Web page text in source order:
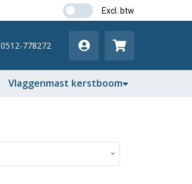
0512-778272
Vlaggenmast kerstboom